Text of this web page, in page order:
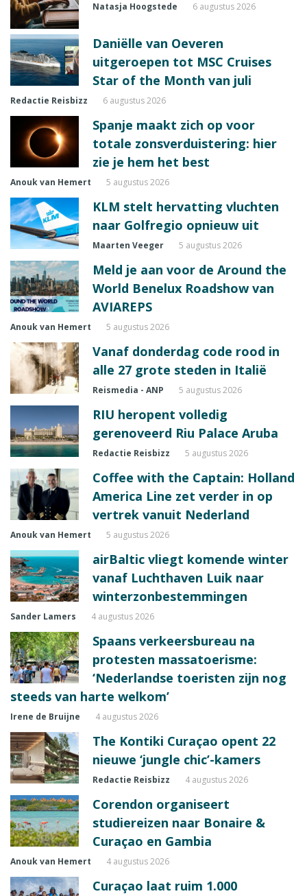
Natasja Hoogstede 6 augustus 2026
Daniëlle van Oeveren
uitgeroepen tot MSC Cruises
Star of the Month van juli
Redactie Reisbizz 6 augustus 2026
Spanje maakt zich op voor
totale zonsverduistering: hier
zie je hem het best
Anouk van Hemert 5 augustus 2026
KLM stelt hervatting vluchten
naar Golfregio opnieuw uit
Maarten Veeger 5 augustus 2026
Meld je aan voor de Around the
World Benelux Roadshow van
AVIAREPS
Anouk van Hemert 5 augustus 2026
Vanaf donderdag code rood in
alle 27 grote steden in Italië
Reismedia - ANP 5 augustus 2026
RIU heropent volledig
gerenoveerd Riu Palace Aruba
Redactie Reisbizz 5 augustus 2026
Coffee with the Captain: Holland
America Line zet verder in op
vertrek vanuit Nederland
Anouk van Hemert 5 augustus 2026
airBaltic vliegt komende winter
vanaf Luchthaven Luik naar
winterzonbestemmingen
Sander Lamers 4 augustus 2026
Spaans verkeersbureau na
protesten massatoerisme:
‘Nederlandse toeristen zijn nog
steeds van harte welkom’
Irene de Bruijne 4 augustus 2026
The Kontiki Curaçao opent 22
nieuwe ‘jungle chic’-kamers
Redactie Reisbizz 4 augustus 2026
Corendon organiseert
studiereizen naar Bonaire &
Curaçao en Gambia
Anouk van Hemert 4 augustus 2026
Curaçao laat ruim 1.000